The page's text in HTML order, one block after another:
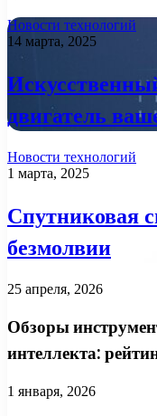
Новости технологий
14 марта, 2025
двигатель
Новости технологий
1 марта, 2025
Спутниковая
безмолвии
25 апреля, 2026
Обзоры
интеллекта:
1 января, 2026